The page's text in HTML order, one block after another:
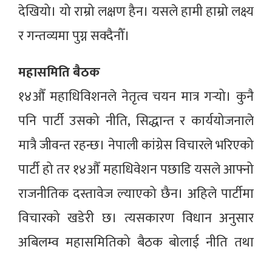
देखियो। यो राम्रो लक्षण हैन। यसले हामी हाम्रो लक्ष्य
र गन्तव्यमा पुग्न सक्दैनौँ।
महासमिति बैठक
१४औँ महाधिविशनले नेतृत्व चयन मात्र गर्‍यो। कुनै
पनि पार्टी उसको नीति, सिद्धान्त र कार्ययोजनाले
मात्रै जीवन्त रहन्छ। नेपाली कांग्रेस विचारले भरिएको
पार्टी हो तर १४औँ महाधिवेशन पछाडि यसले आफ्नो
राजनीतिक दस्तावेज ल्याएको छैन। अहिले पार्टीमा
विचारको खडेरी छ। त्यसकारण विधान अनुसार
अबिलम्व महासमितिको बैठक बोलाई नीति तथा